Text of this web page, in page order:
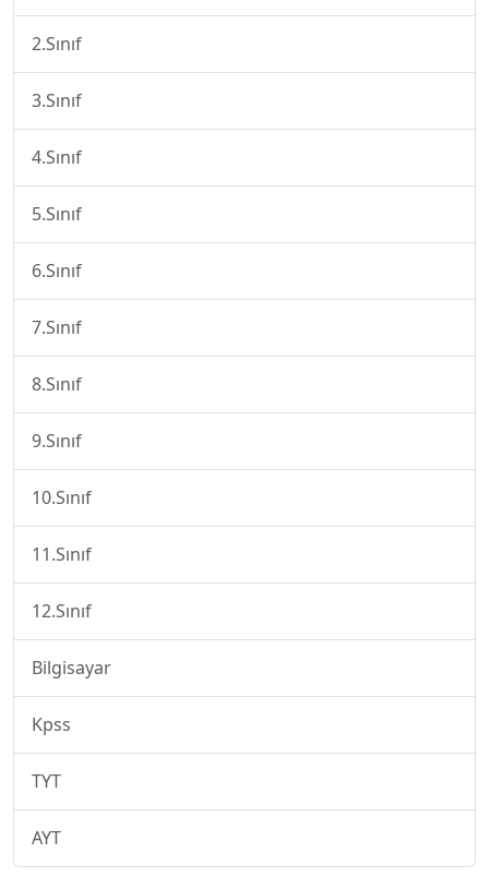
2.Sınıf
3.Sınıf
4.Sınıf
5.Sınıf
6.Sınıf
7.Sınıf
8.Sınıf
9.Sınıf
10.Sınıf
11.Sınıf
12.Sınıf
Bilgisayar
Kpss
TYT
AYT